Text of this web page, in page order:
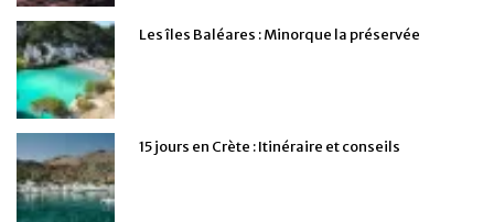
Les îles Baléares : Minorque la préservée
15 jours en Crète : Itinéraire et conseils